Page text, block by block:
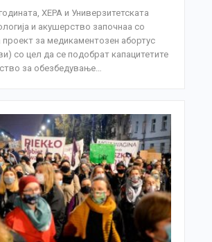
ХЕРА и Универзитетската
и акушерство започнаа со
за медикаментозен абортус
со цел да се подобрат капацитетите
за обезбедување…